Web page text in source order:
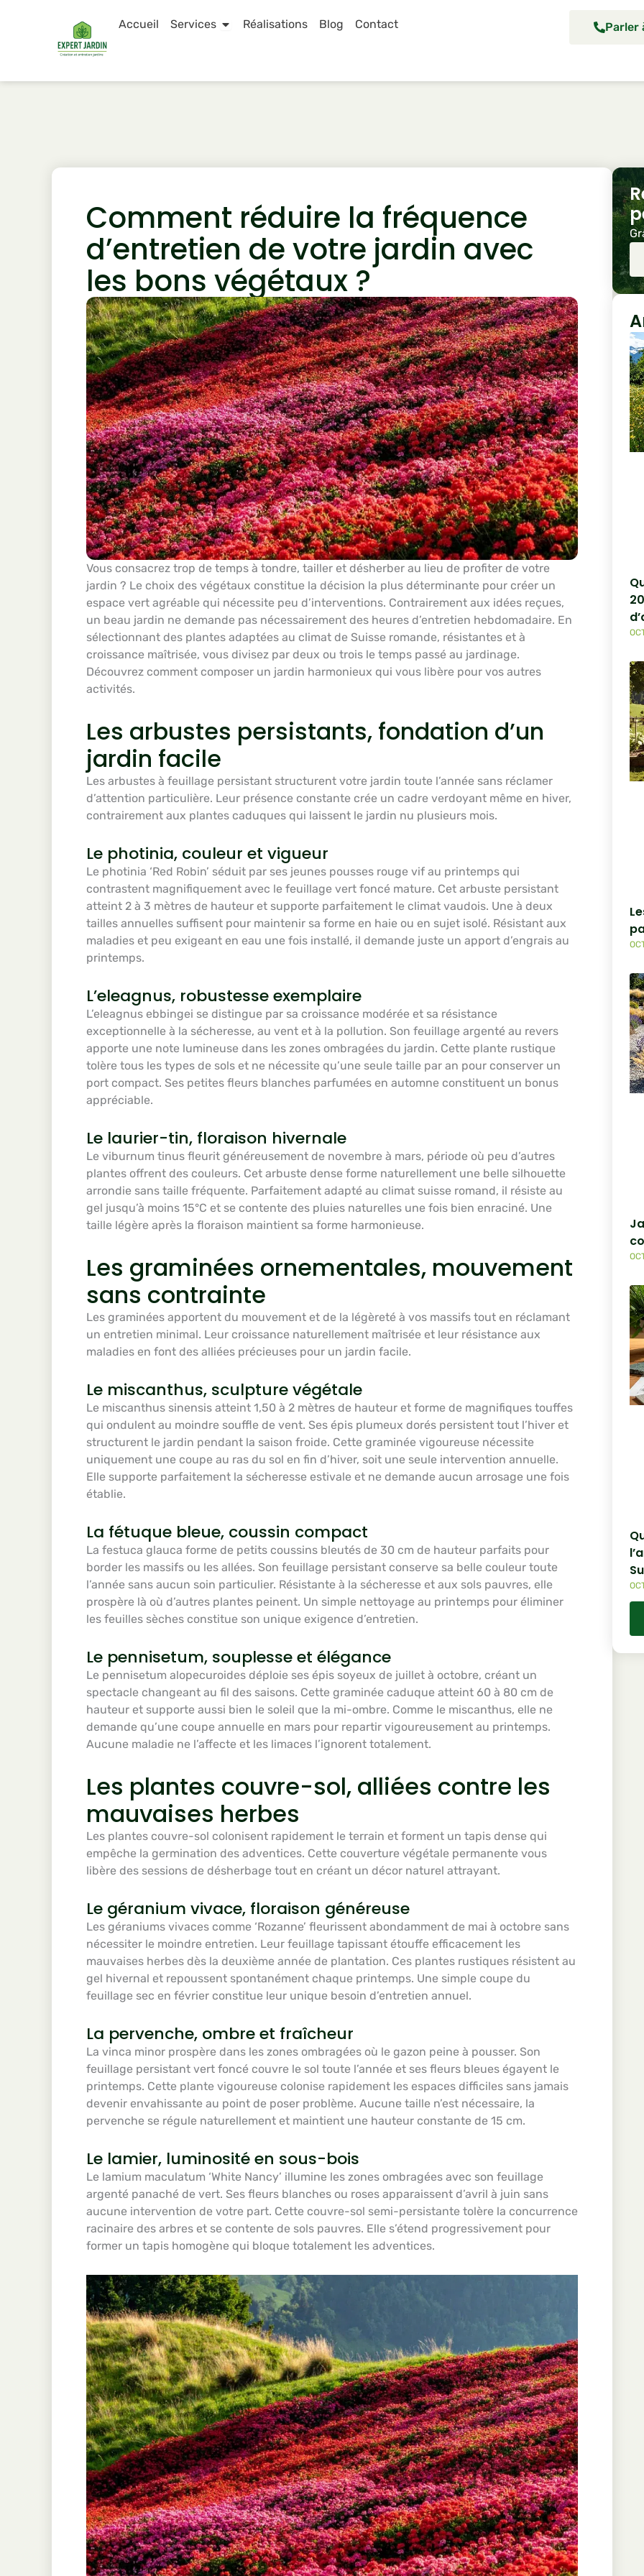
Accueil Services Open Services
Réalisations Blog Contact Parler
Comment réduire la fréquence
d’entretien de votre jardin avec
les bons végétaux ?
Vous consacrez trop de temps à tondre, tailler et désherber au lieu de profiter de votre
jardin ? Le choix des végétaux constitue la décision la plus déterminante pour créer un
espace vert agréable qui nécessite peu d’interventions. Contrairement aux idées reçues,
un beau jardin ne demande pas nécessairement des heures d’entretien hebdomadaire. En
sélectionnant des plantes adaptées au climat de Suisse romande, résistantes et à
croissance maîtrisée, vous divisez par deux ou trois le temps passé au jardinage.
Découvrez comment composer un jardin harmonieux qui vous libère pour vos autres
activités.
Les arbustes persistants, fondation d’un
jardin facile
Les arbustes à feuillage persistant structurent votre jardin toute l’année sans réclamer
d’attention particulière. Leur présence constante crée un cadre verdoyant même en hiver,
contrairement aux plantes caduques qui laissent le jardin nu plusieurs mois.
Le photinia, couleur et vigueur
Le photinia ‘Red Robin’ séduit par ses jeunes pousses rouge vif au printemps qui
contrastent magnifiquement avec le feuillage vert foncé mature. Cet arbuste persistant
atteint 2 à 3 mètres de hauteur et supporte parfaitement le climat vaudois. Une à deux
tailles annuelles suffisent pour maintenir sa forme en haie ou en sujet isolé. Résistant aux
maladies et peu exigeant en eau une fois installé, il demande juste un apport d’engrais au
printemps.
L’eleagnus, robustesse exemplaire
L’eleagnus ebbingei se distingue par sa croissance modérée et sa résistance
exceptionnelle à la sécheresse, au vent et à la pollution. Son feuillage argenté au revers
apporte une note lumineuse dans les zones ombragées du jardin. Cette plante rustique
tolère tous les types de sols et ne nécessite qu’une seule taille par an pour conserver un
port compact. Ses petites fleurs blanches parfumées en automne constituent un bonus
appréciable.
Le laurier-tin, floraison hivernale
Le viburnum tinus fleurit généreusement de novembre à mars, période où peu d’autres
plantes offrent des couleurs. Cet arbuste dense forme naturellement une belle silhouette
arrondie sans taille fréquente. Parfaitement adapté au climat suisse romand, il résiste au
gel jusqu’à moins 15°C et se contente des pluies naturelles une fois bien enraciné. Une
taille légère après la floraison maintient sa forme harmonieuse.
Les graminées ornementales, mouvement
sans contrainte
Les graminées apportent du mouvement et de la légèreté à vos massifs tout en réclamant
un entretien minimal. Leur croissance naturellement maîtrisée et leur résistance aux
maladies en font des alliées précieuses pour un jardin facile.
Le miscanthus, sculpture végétale
Le miscanthus sinensis atteint 1,50 à 2 mètres de hauteur et forme de magnifiques touffes
qui ondulent au moindre souffle de vent. Ses épis plumeux dorés persistent tout l’hiver et
structurent le jardin pendant la saison froide. Cette graminée vigoureuse nécessite
uniquement une coupe au ras du sol en fin d’hiver, soit une seule intervention annuelle.
Elle supporte parfaitement la sécheresse estivale et ne demande aucun arrosage une fois
établie.
La fétuque bleue, coussin compact
La festuca glauca forme de petits coussins bleutés de 30 cm de hauteur parfaits pour
border les massifs ou les allées. Son feuillage persistant conserve sa belle couleur toute
l’année sans aucun soin particulier. Résistante à la sécheresse et aux sols pauvres, elle
prospère là où d’autres plantes peinent. Un simple nettoyage au printemps pour éliminer
les feuilles sèches constitue son unique exigence d’entretien.
Le pennisetum, souplesse et élégance
Le pennisetum alopecuroides déploie ses épis soyeux de juillet à octobre, créant un
spectacle changeant au fil des saisons. Cette graminée caduque atteint 60 à 80 cm de
hauteur et supporte aussi bien le soleil que la mi-ombre. Comme le miscanthus, elle ne
demande qu’une coupe annuelle en mars pour repartir vigoureusement au printemps.
Aucune maladie ne l’affecte et les limaces l’ignorent totalement.
Les plantes couvre-sol, alliées contre les
mauvaises herbes
Les plantes couvre-sol colonisent rapidement le terrain et forment un tapis dense qui
empêche la germination des adventices. Cette couverture végétale permanente vous
libère des sessions de désherbage tout en créant un décor naturel attrayant.
Le géranium vivace, floraison généreuse
Les géraniums vivaces comme ‘Rozanne’ fleurissent abondamment de mai à octobre sans
nécessiter le moindre entretien. Leur feuillage tapissant étouffe efficacement les
mauvaises herbes dès la deuxième année de plantation. Ces plantes rustiques résistent au
gel hivernal et repoussent spontanément chaque printemps. Une simple coupe du
feuillage sec en février constitue leur unique besoin d’entretien annuel.
La pervenche, ombre et fraîcheur
La vinca minor prospère dans les zones ombragées où le gazon peine à pousser. Son
feuillage persistant vert foncé couvre le sol toute l’année et ses fleurs bleues égayent le
printemps. Cette plante vigoureuse colonise rapidement les espaces difficiles sans jamais
devenir envahissante au point de poser problème. Aucune taille n’est nécessaire, la
pervenche se régule naturellement et maintient une hauteur constante de 15 cm.
Le lamier, luminosité en sous-bois
Le lamium maculatum ‘White Nancy’ illumine les zones ombragées avec son feuillage
argenté panaché de vert. Ses fleurs blanches ou roses apparaissent d’avril à juin sans
aucune intervention de votre part. Cette couvre-sol semi-persistante tolère la concurrence
racinaire des arbres et se contente de sols pauvres. Elle s’étend progressivement pour
former un tapis homogène qui bloque totalement les adventices.